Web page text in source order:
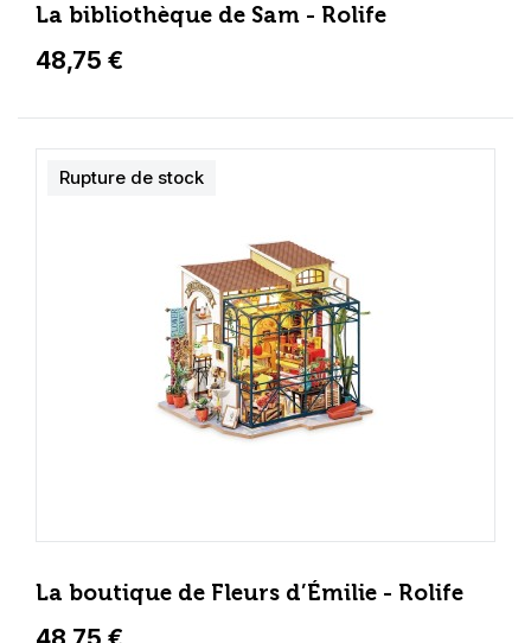
La bibliothèque de Sam - Rolife
48,75 €
La boutique de Fleurs d’Émilie - Rolife
Rupture de stock